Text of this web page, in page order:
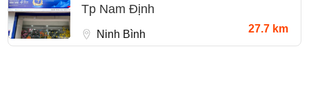
Tp Nam Định
Ninh Bình 27.7 km